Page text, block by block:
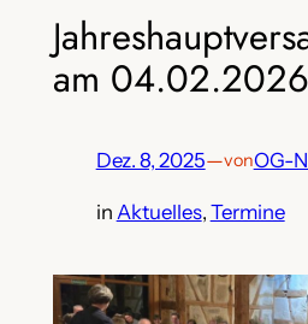
am 04.02.2026
Dez. 8, 2025—vonOG-
in Aktuelles, Termine